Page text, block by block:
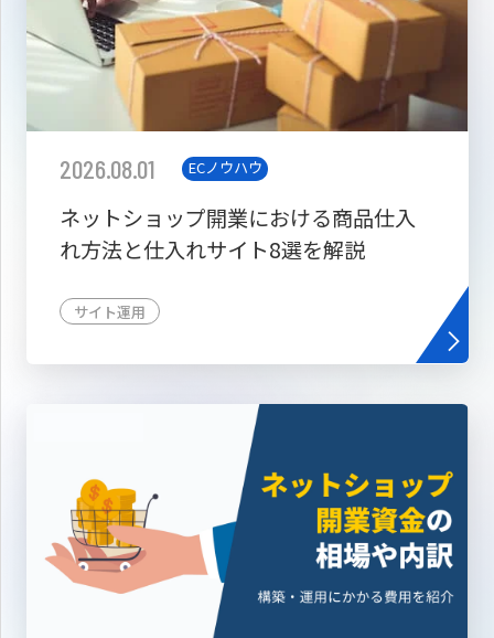
2026.08.01 ECノウハウ
ネットショップ開業における商品仕入
れ方法と仕入れサイト8選を解説
サイト運用